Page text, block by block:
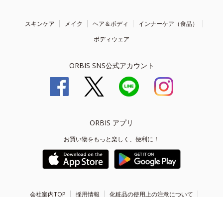
スキンケア メイク ヘア＆ボディ
インナーケア（食品）
ボディウェア
ORBIS SNS公式アカウント
ORBIS アプリ
お買い物をもっと楽しく、便利に！
会社案内TOP 採用情報 化粧品の使用上の注意について